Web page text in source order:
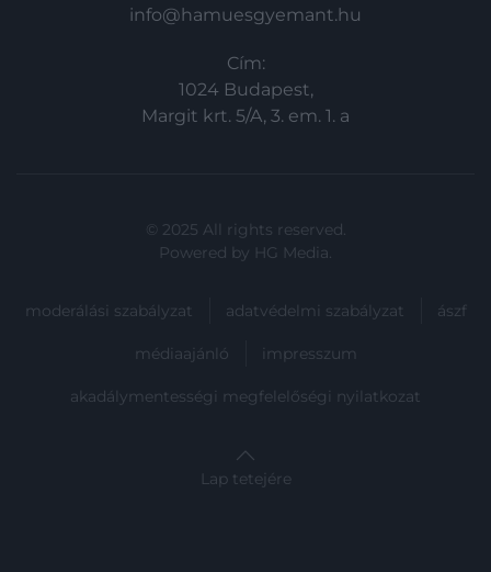
info@hamuesgyemant.hu
Cím:
1024 Budapest,
Margit krt. 5/A, 3. em. 1. a
© 2025 All rights reserved.
Powered by HG Media.
moderálási szabályzat adatvédelmi szabályzat ászf
médiaajánló impresszum
akadálymentességi megfelelőségi nyilatkozat
Lap tetejére